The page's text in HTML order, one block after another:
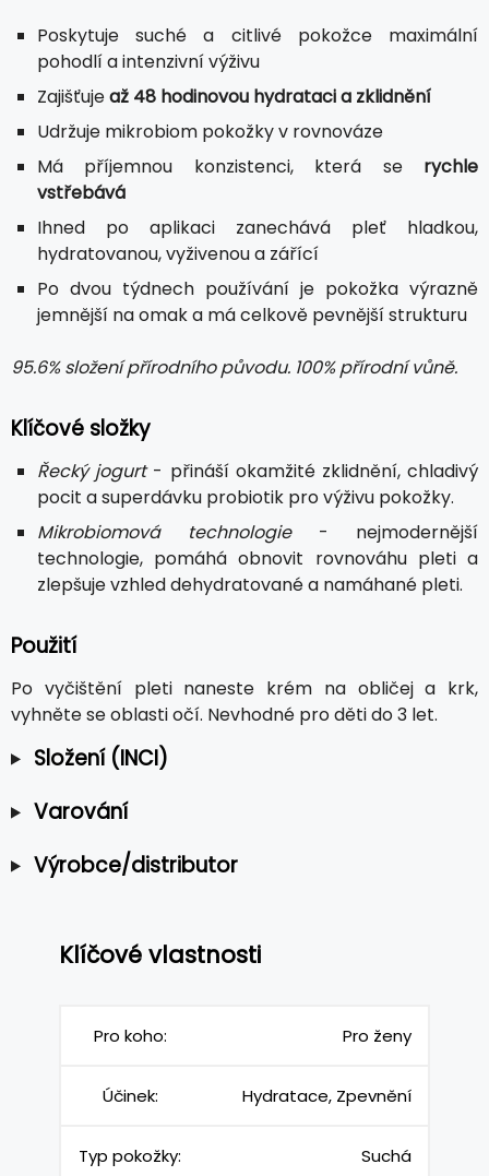
Poskytuje suché a citlivé pokožce maximální
pohodlí a intenzivní výživu
Zajišťujeaž 48 hodinovou hydrataci a zklidnění
Udržuje mikrobiom pokožky v rovnováze
Má příjemnou konzistenci, která se rychle
vstřebává
Ihned po aplikaci zanechává pleť hladkou,
hydratovanou, vyživenou a zářící
Po dvou týdnech používání je pokožka výrazně
jemnější na omak a má celkově pevnější strukturu
95.6% složení přírodního původu. 100% přírodní vůně.
Klíčové složky
Řecký jogurt- přináší okamžité zklidnění, chladivý
pocit a superdávku probiotik pro výživu pokožky.
Mikrobiomová technologie- nejmodernější
technologie, pomáhá obnovit rovnováhu pleti a
zlepšuje vzhled dehydratované a namáhané pleti.
Použití
Po vyčištění pleti naneste krém na obličej a krk,
vyhněte se oblasti očí. Nevhodné pro děti do 3 let.
Složení (INCI)
Varování
Výrobce/distributor
Klíčové vlastnosti
Pro koho: Pro ženy
Účinek: Hydratace, Zpevnění
Typ pokožky: Suchá